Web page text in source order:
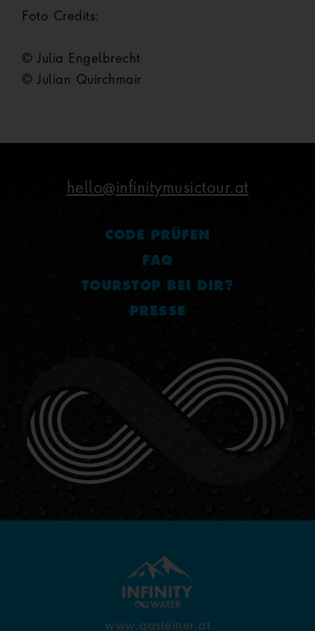
Foto Credits:
© Julia Engelbrecht
© Julian Quirchmair
hello@infinitymusictour.at
CODE PRÜFEN
FAQ
TOURSTOP BEI DIR?
PRESSE
www.gasteiner.at